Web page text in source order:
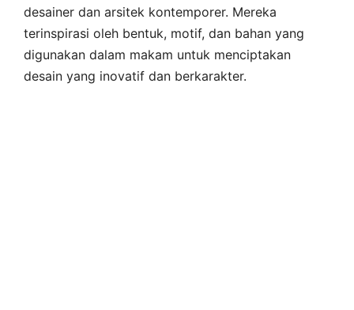
desainer dan arsitek kontemporer. Mereka
terinspirasi oleh bentuk, motif, dan bahan yang
digunakan dalam makam untuk menciptakan
desain yang inovatif dan berkarakter.